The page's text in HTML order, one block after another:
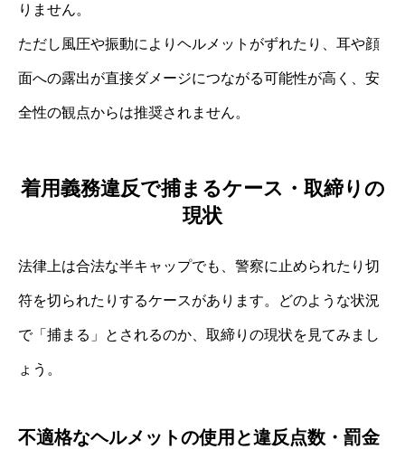
りません。
ただし風圧や振動によりヘルメットがずれたり、耳や顔
面への露出が直接ダメージにつながる可能性が高く、安
全性の観点からは推奨されません。
着用義務違反で捕まるケース・取締りの
現状
法律上は合法な半キャップでも、警察に止められたり切
符を切られたりするケースがあります。どのような状況
で「捕まる」とされるのか、取締りの現状を見てみまし
ょう。
不適格なヘルメットの使用と違反点数・罰金